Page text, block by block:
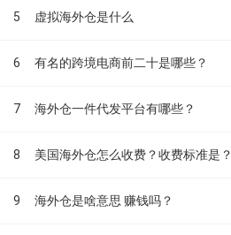
5 虚拟海外仓是什么
6 有名的跨境电商前二十是哪些？
7 海外仓一件代发平台有哪些？
8 美国海外仓怎么收费？收费标准是？
9 海外仓是啥意思 赚钱吗？